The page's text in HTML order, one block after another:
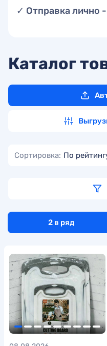
✓ Отправка лично
Каталог
Сортировка: По
2 в ряд